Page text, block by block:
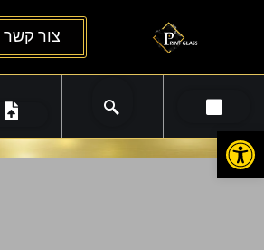
צור קשר
פתח סרגל נגישות